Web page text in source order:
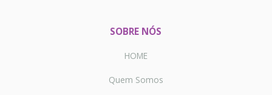
SOBRE NÓS
HOME
Quem Somos